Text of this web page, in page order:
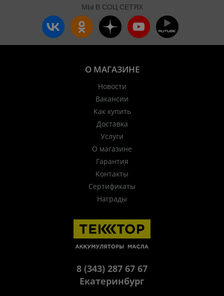
МЫ В СОЦ СЕТЯХ
О МАГАЗИНЕ
Новости
Вакансии
Как купить
Доставка
Услуги
О магазине
Гарантия
Контакты
Сертификаты
Награды
8 (343) 287 67 67
Екатеринбург